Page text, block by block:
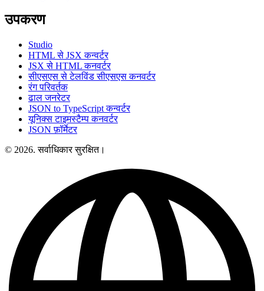
उपकरण
Studio
HTML से JSX कन्वर्टर
JSX से HTML कनवर्टर
सीएसएस से टेलविंड सीएसएस कनवर्टर
रंग परिवर्तक
ढाल जनरेटर
JSON to TypeScript कन्वर्टर
यूनिक्स टाइमस्टैम्प कनवर्टर
JSON फ़ॉर्मेटर
© 2026. सर्वाधिकार सुरक्षित।